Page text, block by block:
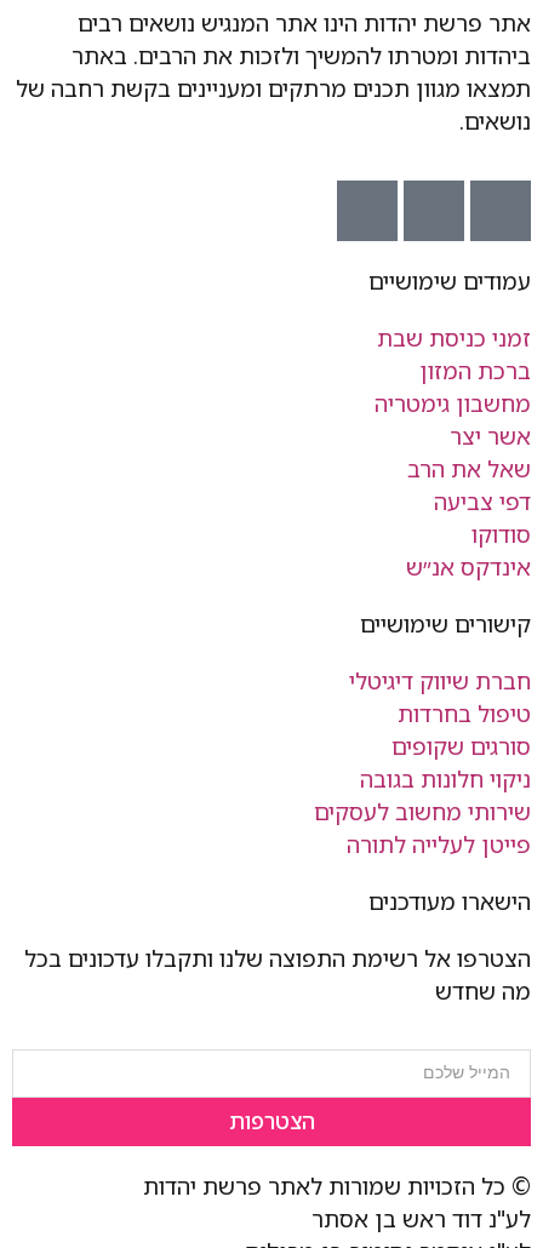
אתר פרשת יהדות הינו אתר המנגיש נושאים רבים
ביהדות ומטרתו להמשיך ולזכות את הרבים. באתר
תמצאו מגוון תכנים מרתקים ומעניינים בקשת רחבה של
נושאים.
עמודים שימושיים
זמני כניסת שבת
ברכת המזון
מחשבון גימטריה
אשר יצר
שאל את הרב
דפי צביעה
סודוקו
אינדקס אנ״ש
קישורים שימושיים
חברת שיווק דיגיטלי
טיפול בחרדות
סורגים שקופים
ניקוי חלונות בגובה
שירותי מחשוב לעסקים
פייטן לעלייה לתורה
הישארו מעודכנים
הצטרפו אל רשימת התפוצה שלנו ותקבלו עדכונים בכל
מה שחדש
הצטרפות
© כל הזכויות שמורות לאתר פרשת יהדות
לע"נ דוד ראש בן אסתר